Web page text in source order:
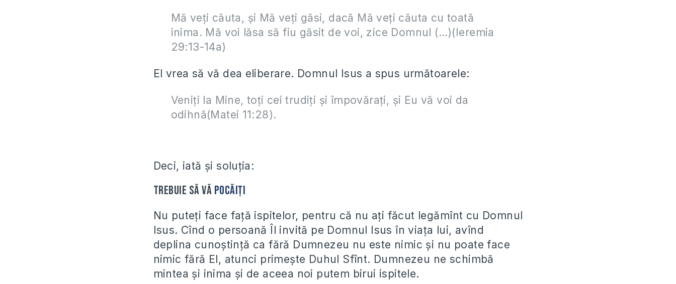
Mă veţi căuta, şi Mă veţi găsi, dacă Mă veţi căuta cu toată
inima. Mă voi lăsa să fiu găsit de voi, zice Domnul (…)(Ieremia
29:13-14a)
El vrea să vă dea eliberare. Domnul Isus a spus următoarele:
Veniţi la Mine, toţi cei trudiţi şi împovăraţi, şi Eu vă voi da
odihnă(Matei 11:28).
Deci, iată și soluția:
Trebuie să vă pocăiți
Nu puteți face față ispitelor, pentru că nu ați făcut legămînt cu Domnul
Isus. Cînd o persoană Îl invită pe Domnul Isus în viața lui, avînd
deplina cunoștință ca fără Dumnezeu nu este nimic și nu poate face
nimic fără El, atunci primește Duhul Sfînt. Dumnezeu ne schimbă
mintea și inima și de aceea noi putem birui ispitele.